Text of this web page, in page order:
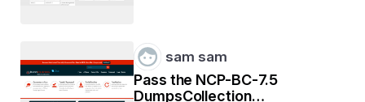
sam sam
Pass the NCP-BC-7.5
DumpsCollection